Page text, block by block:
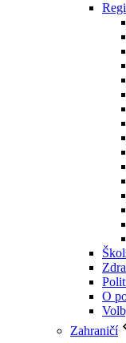
O
Zahraničí